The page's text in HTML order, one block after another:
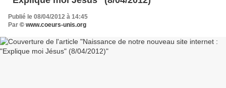
Publié le 08/04/2012 à 14:45
Par © www.coeurs-unis.org